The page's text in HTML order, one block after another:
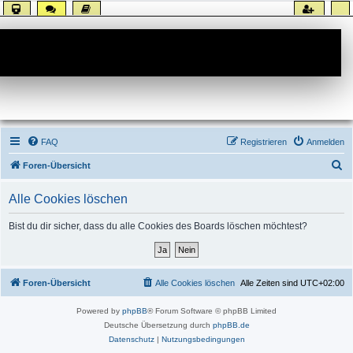
FAQ Anmelden
Registrieren
Foren-Übersicht
Alle Cookies löschen
Bist du dir sicher, dass du alle Cookies des Boards löschen möchtest?
Foren-Übersicht Alle Zeiten sind UTC+02:00
Alle Cookies löschen
Powered by phpBB® Forum Software © phpBB Limited
Deutsche Übersetzung durch phpBB.de
Datenschutz| Nutzungsbedingungen